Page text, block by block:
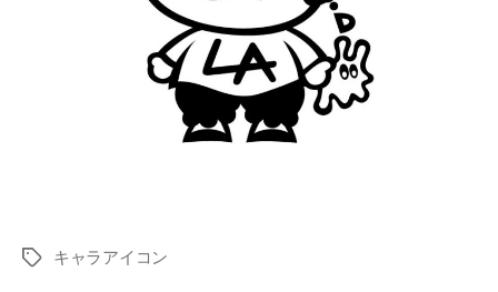
タ
キャラアイコン